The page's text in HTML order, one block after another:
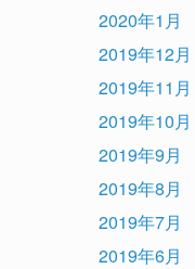
2020年1月
2019年12月
2019年11月
2019年10月
2019年9月
2019年8月
2019年7月
2019年6月